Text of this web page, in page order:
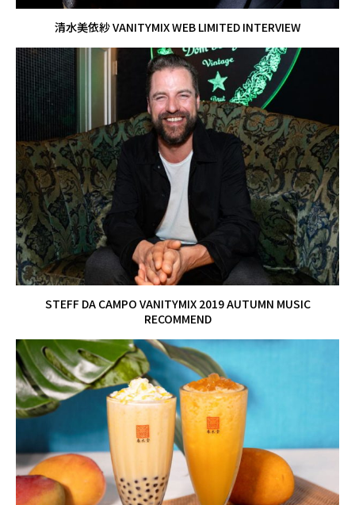
清水美依紗 VANITYMIX WEB LIMITED INTERVIEW
STEFF DA CAMPO VANITYMIX 2019 AUTUMN MUSIC
RECOMMEND